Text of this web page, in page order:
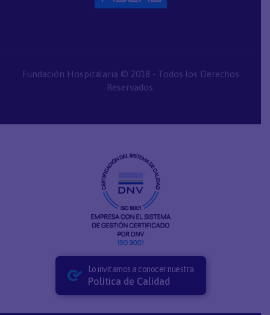
Fundación Hospitalaria © 2018 - Todos los Derechos
Reservados.
Lo invitamos a conocer nuestra
Política de Calidad